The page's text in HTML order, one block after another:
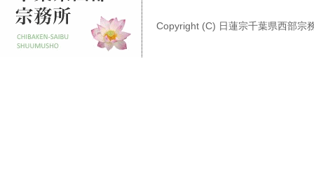
Copyright (C) 日蓮宗千葉県西部宗